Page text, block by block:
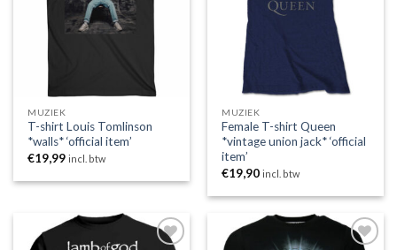
MUZIEK
T-shirt Louis Tomlinson
*walls* ‘official item’
€19,99 incl. btw
MUZIEK
Female T-shirt Queen
*vintage union jack* ‘official
item’
€19,90 incl. btw